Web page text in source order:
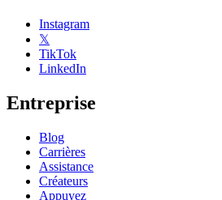
Instagram
𝕏
TikTok
LinkedIn
Entreprise
Blog
Carrières
Assistance
Créateurs
Appuyez